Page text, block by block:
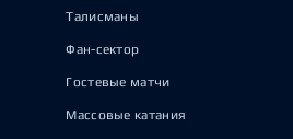
Талисманы
Фан-сектор
Гостевые матчи
Массовые катания